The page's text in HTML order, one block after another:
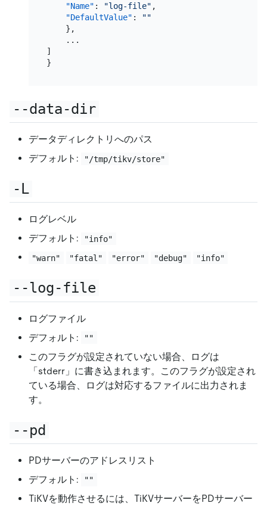
"Name" : "log-file" ,
"DefaultValue" :
""
} ,
]
}
--data-dir
データディレクトリへのパス
デフォルト:
"/tmp/tikv/store"
-L
ログレベル
デフォルト:
"info"
"warn"
"fatal" "error" "debug" "info"
--log-file
ログファイル
デフォルト:
""
このフラグが設定されていない場合、ログは
「stderr」に書き込まれます。このフラグが設定され
ている場合、ログは対応するファイルに出力されま
す。
--pd
PDサーバーのアドレスリスト
デフォルト:
""
TiKVを動作させるには、TiKVサーバーをPDサーバー